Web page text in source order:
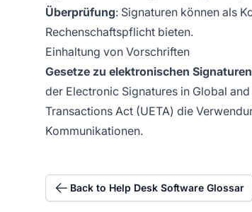
Überprüfung: Signaturen können als
Rechenschaftspflicht bieten.
Einhaltung von Vorschriften
Gesetze zu elektronischen Signaturen
der Electronic Signatures in Global
Transactions Act (UETA) die
Kommunikationen.
Back to Help Desk Software Glossar